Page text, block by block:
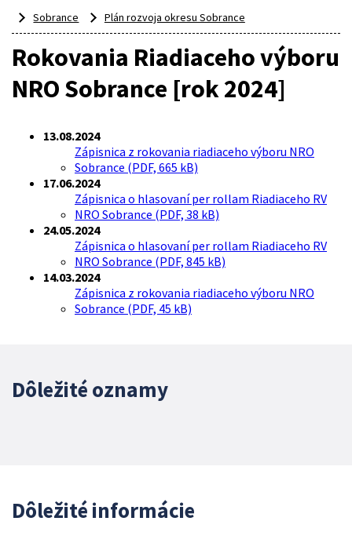
Sobrance
Plán rozvoja okresu Sobrance
Rokovania Riadiaceho výboru
NRO Sobrance [rok 2024]
13.08.2024
Zápisnica z rokovania riadiaceho výboru NRO
Sobrance (PDF, 665 kB)
17.06.2024
Zápisnica o hlasovaní per rollam Riadiaceho RV
NRO Sobrance (PDF, 38 kB)
24.05.2024
Zápisnica o hlasovaní per rollam Riadiaceho RV
NRO Sobrance (PDF, 845 kB)
14.03.2024
Zápisnica z rokovania riadiaceho výboru NRO
Sobrance (PDF, 45 kB)
Dôležité oznamy
Dôležité informácie